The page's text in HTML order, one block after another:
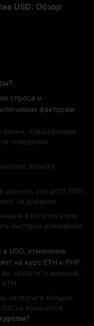
USD: Обзор
спроса и
факторам
банки, повышающие
поведение
валюте
данные, как рост ВВП,
на доверие.
в политике или
быстрые изменения.
в USD, изменение
на курс ETH к PHP.
вы заплатите меньше,
заплатите больше,
не изменится.